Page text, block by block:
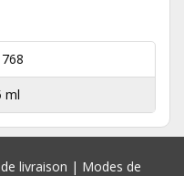
ml
livraison | Modes de